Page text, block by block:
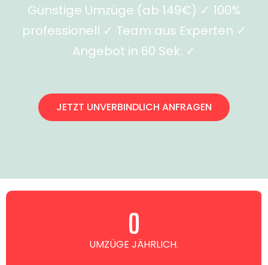
Günstige Umzüge (ab 149€) ✓ 100%
professionell ✓ Team aus Experten ✓
Angebot in 60 Sek. ✓
JETZT UNVERBINDLICH ANFRAGEN
UMZÜGE JÄHRLICH.
0